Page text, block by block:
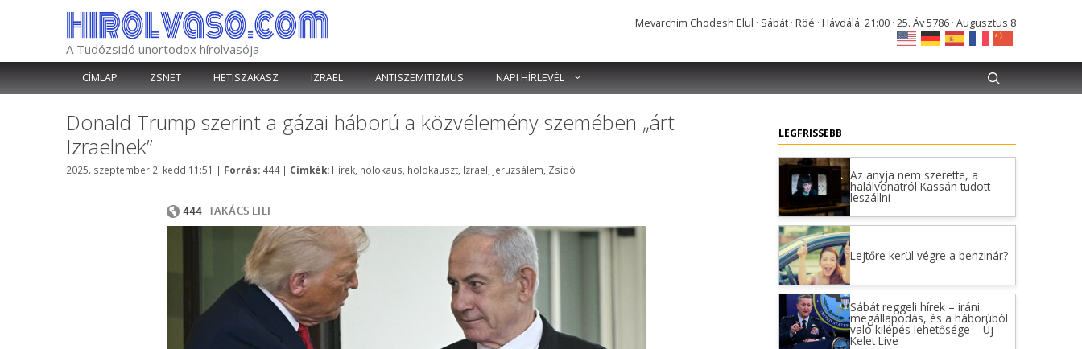
A Tudózsidó unortodox hírolvasója
Mevarchim Chodesh Elul · Sábát · Röé · Hávdálá: 21:00 · 25. Áv 5786 · Augusztus 8
CÍMLAP ZSNET HETISZAKASZ IZRAEL ANTISZEMITIZMUS NAPI HÍRLEVÉL
Donald Trump szerint a gázai háború a közvélemény szemében „árt
Izraelnek”
2025. szeptember 2. kedd 11:51 | Forrás: Kategória
444 | Címkék: Címkék
Hírek holokaus holokauszt Izrael jeruzsálem Zsidó
LEGFRISSEBB
Az anyja nem szerette, a
halálvonatról Kassán tudott
leszállni
Lejtőre kerül végre a benzinár?
Sábát reggeli hírek – iráni
megállapodás, és a háborúból
való kilépés lehetősége – Új
Kelet Live